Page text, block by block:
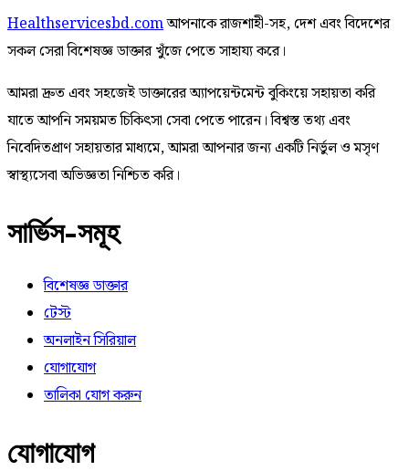
Healthservicesbd.comআপনাকে রাজশাহী-সহ, দেশ এবং বিদেশের
সকল সেরা বিশেষজ্ঞ ডাক্তার খুঁজে পেতে সাহায্য করে।
আমরা দ্রুত এবং সহজেই ডাক্তারের অ্যাপয়েন্টমেন্ট বুকিংয়ে সহায়তা করি
যাতে আপনি সময়মত চিকিৎসা সেবা পেতে পারেন। বিশ্বস্ত তথ্য এবং
নিবেদিতপ্রাণ সহায়তার মাধ্যমে, আমরা আপনার জন্য একটি নির্ভুল ও মসৃণ
স্বাস্থ্যসেবা অভিজ্ঞতা নিশ্চিত করি।
সার্ভিস-সমূহ
বিশেষজ্ঞ ডাক্তার
টেস্ট
অনলাইন সিরিয়াল
যোগাযোগ
তালিকা যোগ করুন
যোগাযোগ